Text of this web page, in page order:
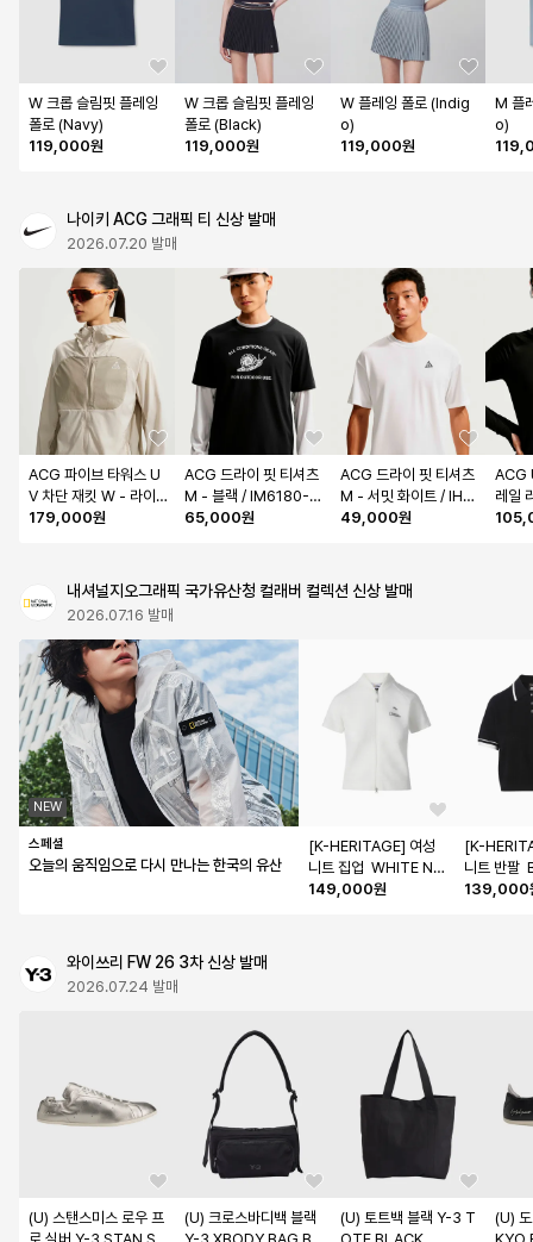
W 크롭 슬림핏 플레잉
폴로 (Navy)
119,000원
W 크롭 슬림핏 플레잉
폴로 (Black)
119,000원
W 플레잉 폴로 (Indig
o)
119,000원
M 플
o)
나이키 ACG 그래픽 티 신상 발매
2026.07.20 발매
ACG 파이브 타워스 U
V 차단 재킷 W - 라이
트 오어우드 브라운:크
179,000원
ACG 드라이 핏 티셔츠
M - 블랙 / IM6180-0
10
65,000원
ACG 드라이 핏 티셔츠
M - 서밋 화이트 / IH13
07-121
49,000원
ACG
레일
탑 W
내셔널지오그래픽 국가유산청 컬래버 컬렉션 신상 발매
2026.07.16 발매
NEW
스페셜
오늘의 움직임으로 다시 만나는 한국의 유산
[K-HERITAGE] 여성
니트 집업  WHITE N2
62WKT632
149,000원
[K-
니트 반팔
139,000
와이쓰리 FW 26 3차 신상 발매
2026.07.24 발매
(U) 스탠스미스 로우 프
(U) 크로스바디백 블랙
(U) 토트백 블랙 Y-3 T
(U)